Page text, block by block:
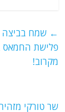
s
A
g ← שמח בביצה
מקרוב!
שר טורקי